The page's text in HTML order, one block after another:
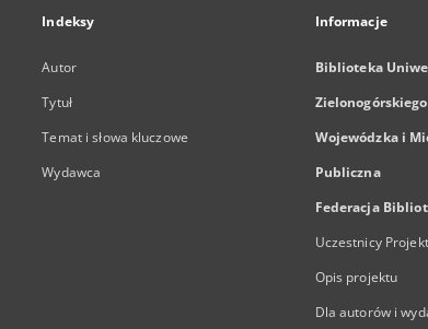
Indeksy
Autor
Tytuł
Temat i słowa kluczowe
Wydawca
Informacje
Biblioteka
Zielonogórskiego
Wojewódzka i
Publiczna
Federacja
Uczestnicy
Opis projektu
Dla autorów i